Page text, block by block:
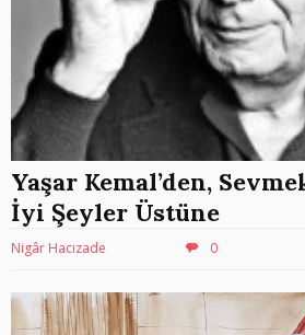
Yaşar Kemal’den,
İyi Şeyler Üstüne
Nigâr Hacızade 0